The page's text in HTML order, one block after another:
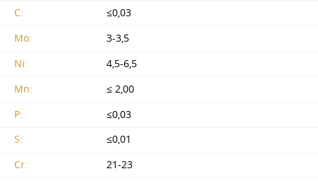
C:
≤0,03
Mo:
3-3,5
Ni:
4,5-6,5
Mn:
≤ 2,00
P:
≤0,03
S:
≤0,01
Cr:
21-23